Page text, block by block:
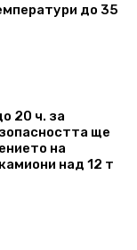
до 35
20 ч. за
ще
на
над 12 т